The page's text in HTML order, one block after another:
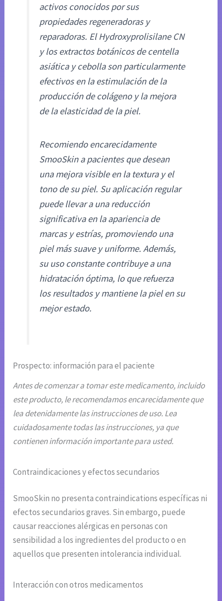
activos conocidos por sus
propiedades regeneradoras y
reparadoras. El Hydroxyprolisilane CN
y los extractos botánicos de centella
asiática y cebolla son particularmente
efectivos en la estimulación de la
producción de colágeno y la mejora
de la elasticidad de la piel.
Recomiendo encarecidamente
SmooSkin a pacientes que desean
una mejora visible en la textura y el
tono de su piel. Su aplicación regular
puede llevar a una reducción
significativa en la apariencia de
marcas y estrías, promoviendo una
piel más suave y uniforme. Además,
su uso constante contribuye a una
hidratación óptima, lo que refuerza
los resultados y mantiene la piel en su
mejor estado.
Prospecto: información para el paciente
Antes de comenzar a tomar este medicamento, incluido
este producto, le recomendamos encarecidamente que
lea detenidamente las instrucciones de uso. Lea
cuidadosamente todas las instrucciones, ya que
contienen información importante para usted.
Contraindicaciones y efectos secundarios
SmooSkin no presenta contraindications específicas ni
efectos secundarios graves. Sin embargo, puede
causar reacciones alérgicas en personas con
sensibilidad a los ingredientes del producto o en
aquellos que presenten intolerancia individual.
Interacción con otros medicamentos